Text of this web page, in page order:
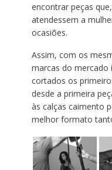
encontrar peças
atendessem a
ocasiões.
Assim, com os
marcas do mercado
cortados os
desde a primeira
às calças caimento
melhor formato